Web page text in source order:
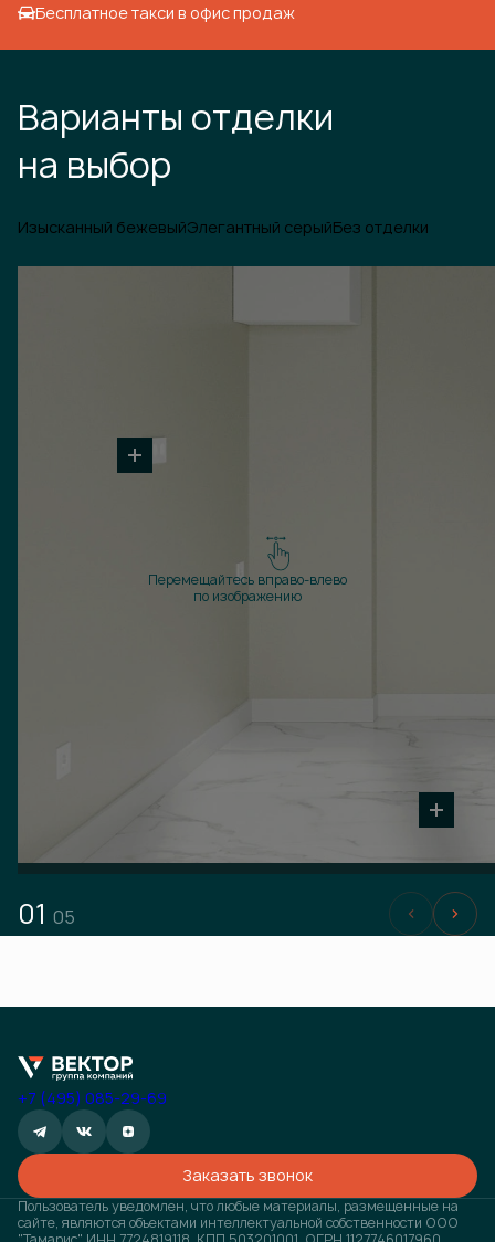
Бесплатное такси в офис продаж
Варианты отделки
на выбор
Изысканный бежевыйЭлегантный серыйБез отделки
Перемещайтесь вправо-влево
по изображению
01 05
+7 (495) 085-29-69
Заказать звонок
Пользователь уведомлен, что любые материалы, размещенные на
сайте, являются объектами интеллектуальной собственности ООО